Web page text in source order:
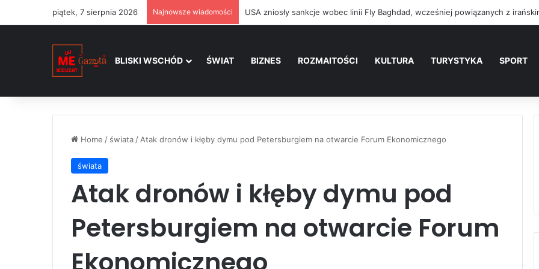
piątek, 7 sierpnia 2026 Najnowsze wiadomości
BLISKI WSCHÓD ŚWIAT BIZNES ROZMAITOŚCI KULTURA TURYSTYKA SPORT
Home / świata / Atak dronów i kłęby dymu pod Petersburgiem na otwarcie Forum Ekonomicznego
świata
Atak dronów i kłęby dymu pod
Petersburgiem na otwarcie Forum
Ekonomicznego